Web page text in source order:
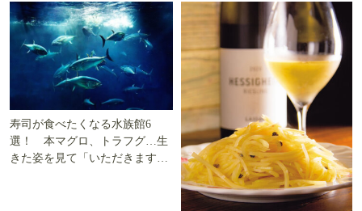
寿司が食べたくなる水族館6
選！ 本マグロ、トラフグ…生
きた姿を見て「いただきます」